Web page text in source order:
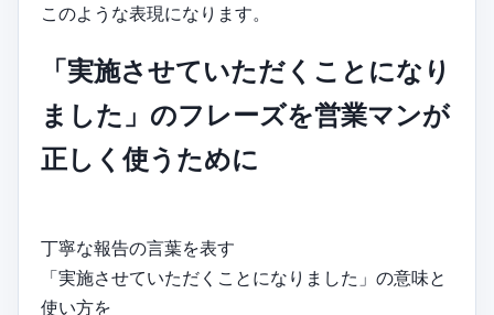
このような表現になります。
「実施させていただくことになり
ました」のフレーズを営業マンが
正しく使うために
丁寧な報告の言葉を表す
「実施させていただくことになりました」の意味と
使い方を